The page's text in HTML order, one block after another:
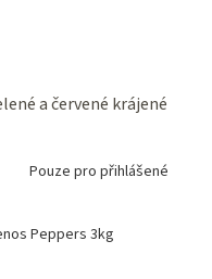
a červené krájené
Pouze pro přihlášené
Peppers 3kg